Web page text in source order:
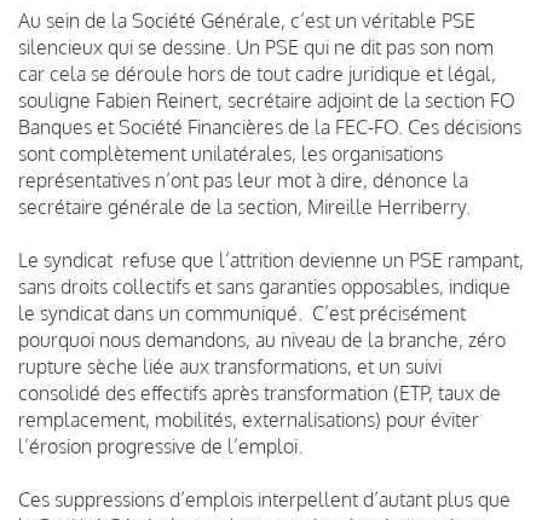
Au sein de la Société Générale, c’est un véritable PSE
silencieux qui se dessine. Un PSE qui ne dit pas son nom
car cela se déroule hors de tout cadre juridique et légal,
souligne Fabien Reinert, secrétaire adjoint de la section FO
Banques et Société Financières de la FEC-FO. Ces décisions
sont complètement unilatérales, les organisations
représentatives n’ont pas leur mot à dire, dénonce la
secrétaire générale de la section, Mireille Herriberry.
Le syndicat refuse que l’attrition devienne un PSE rampant,
sans droits collectifs et sans garanties opposables, indique
le syndicat dans un communiqué. C’est précisément
pourquoi nous demandons, au niveau de la branche, zéro
rupture sèche liée aux transformations, et un suivi
consolidé des effectifs après transformation (ETP, taux de
remplacement, mobilités, externalisations) pour éviter
l’érosion progressive de l’emploi.
Ces suppressions d’emplois interpellent d’autant plus que